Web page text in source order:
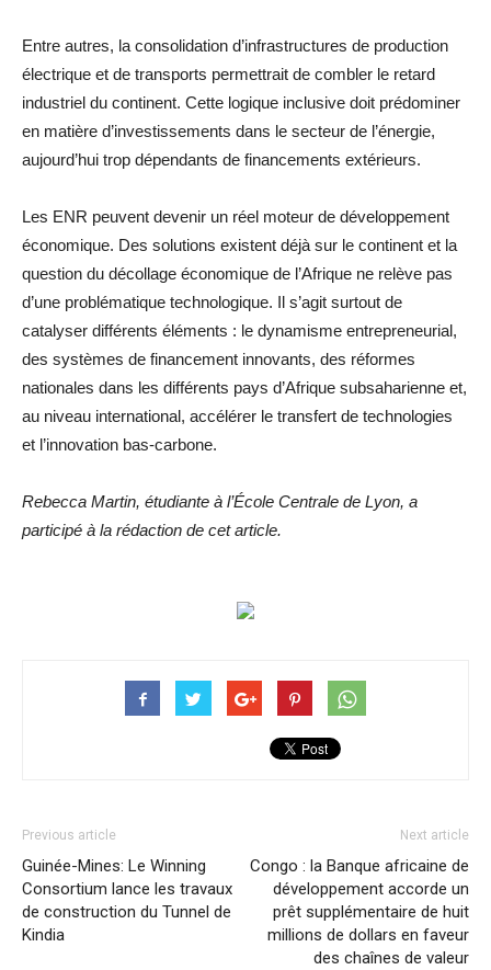
Entre autres, la consolidation d’infrastructures de production
électrique et de transports permettrait de combler le retard
industriel du continent. Cette logique inclusive doit prédominer
en matière d’investissements dans le secteur de l’énergie,
aujourd’hui trop dépendants de financements extérieurs.
Les ENR peuvent devenir un réel moteur de développement
économique. Des solutions existent déjà sur le continent et la
question du décollage économique de l’Afrique ne relève pas
d’une problématique technologique. Il s’agit surtout de
catalyser différents éléments : le dynamisme entrepreneurial,
des systèmes de financement innovants, des réformes
nationales dans les différents pays d’Afrique subsaharienne et,
au niveau international, accélérer le transfert de technologies
et l’innovation bas-carbone.
Rebecca Martin, étudiante à l’École Centrale de Lyon, a
participé à la rédaction de cet article.
Previous article
Guinée-Mines: Le Winning
Consortium lance les travaux
de construction du Tunnel de
Kindia
Next article
Congo : la Banque africaine de
développement accorde un
prêt supplémentaire de huit
millions de dollars en faveur
des chaînes de valeur